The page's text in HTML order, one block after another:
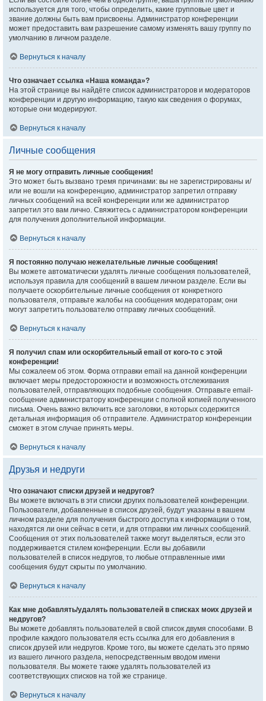
используется для того, чтобы определить, какие групповые цвет и
звание должны быть вам присвоены. Администратор конференции
может предоставить вам разрешение самому изменять вашу группу по
умолчанию в личном разделе.
Вернуться к началу
Что означает ссылка «Наша команда»?
На этой странице вы найдёте список администраторов и модераторов
конференции и другую информацию, такую как сведения о форумах,
которые они модерируют.
Вернуться к началу
Личные сообщения
Я не могу отправить личные сообщения!
Это может быть вызвано тремя причинами: вы не зарегистрированы и/
или не вошли на конференцию, администратор запретил отправку
личных сообщений на всей конференции или же администратор
запретил это вам лично. Свяжитесь с администратором конференции
для получения дополнительной информации.
Вернуться к началу
Я постоянно получаю нежелательные личные сообщения!
Вы можете автоматически удалять личные сообщения пользователей,
используя правила для сообщений в вашем личном разделе. Если вы
получаете оскорбительные личные сообщения от конкретного
пользователя, отправьте жалобы на сообщения модераторам; они
могут запретить пользователю отправку личных сообщений.
Вернуться к началу
Я получил спам или оскорбительный email от кого-то с этой
конференции!
Мы сожалеем об этом. Форма отправки email на данной конференции
включает меры предосторожности и возможность отслеживания
пользователей, отправляющих подобные сообщения. Отправьте email-
сообщение администратору конференции с полной копией полученного
письма. Очень важно включить все заголовки, в которых содержится
детальная информация об отправителе. Администратор конференции
сможет в этом случае принять меры.
Вернуться к началу
Друзья и недруги
Что означают списки друзей и недругов?
Вы можете включать в эти списки других пользователей конференции.
Пользователи, добавленные в список друзей, будут указаны в вашем
личном разделе для получения быстрого доступа к информации о том,
находятся ли они сейчас в сети, и для отправки им личных сообщений.
Сообщения от этих пользователей также могут выделяться, если это
поддерживается стилем конференции. Если вы добавили
пользователей в список недругов, то любые отправленные ими
сообщения будут скрыты по умолчанию.
Вернуться к началу
Как мне добавлять/удалять пользователей в списках моих друзей и
недругов?
Вы можете добавлять пользователей в свой список двумя способами. В
профиле каждого пользователя есть ссылка для его добавления в
список друзей или недругов. Кроме того, вы можете сделать это прямо
из вашего личного раздела, непосредственным вводом имени
пользователя. Вы можете также удалять пользователей из
соответствующих списков на той же странице.
Вернуться к началу